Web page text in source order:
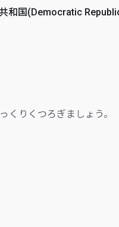
和国(Democratic
くりくつろぎましょう。